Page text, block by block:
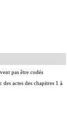
pas être codés
actes des chapitres 1 à